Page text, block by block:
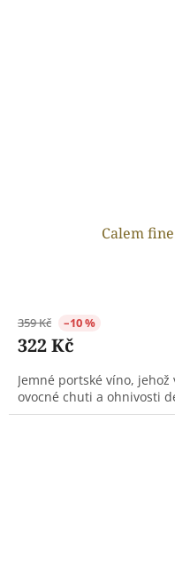
Calem
359 Kč –10 %
322 Kč
Jemné portské víno,
ovocné chuti a ohnivosti